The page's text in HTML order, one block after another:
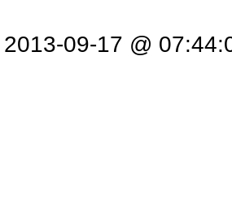
2013-09-17 @